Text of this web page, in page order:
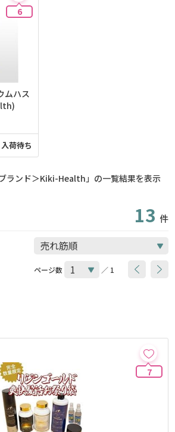
6
ムハス
入荷待ち
ランド＞Kiki-Health」の一覧結果を表示
13 件
ページ数 ／ 1
7